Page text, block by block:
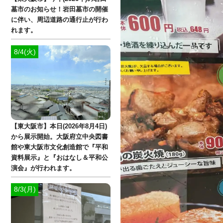
墓市のお知らせ！岩田墓市の開催
に伴い、周辺道路の通行止が行わ
れます。
8/4(火)
【東大阪市】本日(2026年8月4日)
から展示開始。大阪府立中央図書
館や東大阪市文化創造館で『平和
資料展示』と『おはなし＆平和公
演会』が行われます。
8/3(月)